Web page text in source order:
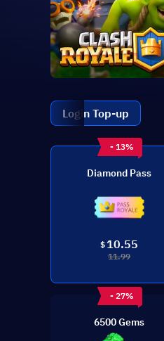
Login Top-up
- 13%
Diamond Pass
$ 10.55
11.99
- 27%
6500 Gems